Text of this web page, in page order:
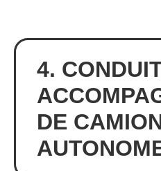
4.
DE